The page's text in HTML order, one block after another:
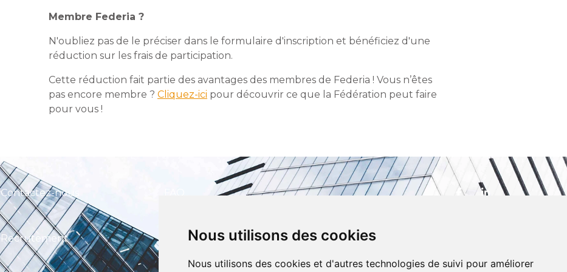
Nous utilisons des cookies
Nous utilisons des cookies et d'autres technologies de suivi pour améliorer
Membre Federia ?
N'oubliez pas de le préciser dans le formulaire d'inscription et bénéficiez d'une
réduction sur les frais de participation.
Cette réduction fait partie des avantages des membres de Federia ! Vous n’êtes
pas encore membre ? Cliquez-ici pour découvrir ce que la Fédération peut faire
pour vous !
Contactez-nous
Recrutement
CEFIM ASBL
+32 (0) 10 39 53 30